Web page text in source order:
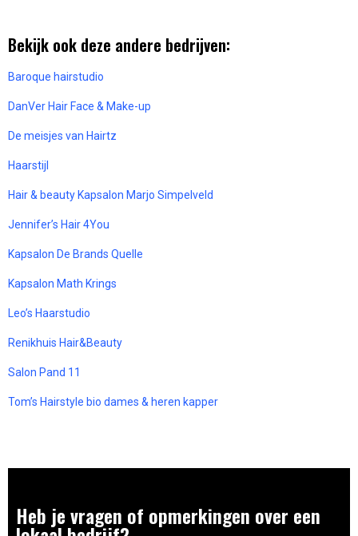
Bekijk ook deze andere bedrijven:
Baroque hairstudio
DanVer Hair Face & Make-up
De meisjes van Hairtz
Haarstijl
Hair & beauty Kapsalon Marjo Simpelveld
Jennifer’s Hair 4You
Kapsalon De Brands Quelle
Kapsalon Math Krings
Leo’s Haarstudio
Renikhuis Hair&Beauty
Salon Pand 11
Tom’s Hairstyle bio dames & heren kapper
Heb je vragen of opmerkingen over een